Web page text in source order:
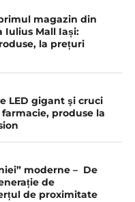
magazin din
Iulius Mall Iași:
la prețuri
LED gigant şi cruci
produse la
moderne – De
de
de proximitate